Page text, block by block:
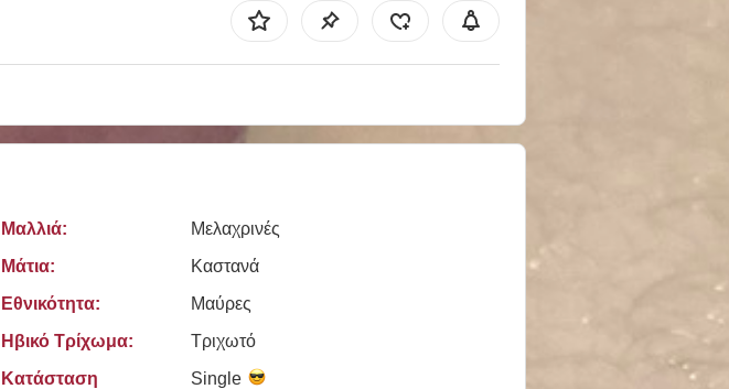
Μαλλιά:
Μελαχρινές
Μάτια:
Καστανά
Εθνικότητα:
Μαύρες
Ηβικό Τρίχωμα:
Τριχωτό
Κατάσταση
Single